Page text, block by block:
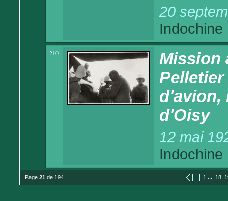
20
Indochine
210
Mission
Pelletier
d'avion,
d'Oisy
12 mai
Indochine
Page 21 de 194 1 ... 18